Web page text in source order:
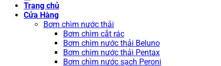
Trang chủ
Cửa Hàng
Bơm chìm nước thải
Bơm chìm cắt rác
Bơm chìm nước thải Beluno
Bơm chìm nước thải Pentax
Bơm chìm nước sạch Peroni